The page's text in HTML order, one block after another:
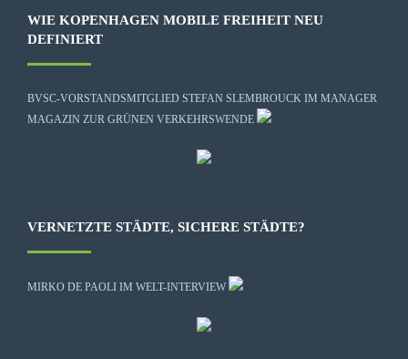
WIE KOPENHAGEN MOBILE FREIHEIT NEU
DEFINIERT
BVSC-VORSTANDSMITGLIED STEFAN SLEMBROUCK IM MANAGER
MAGAZIN ZUR GRÜNEN VERKEHRSWENDE
VERNETZTE STÄDTE, SICHERE STÄDTE?
MIRKO DE PAOLI IM WELT-INTERVIEW